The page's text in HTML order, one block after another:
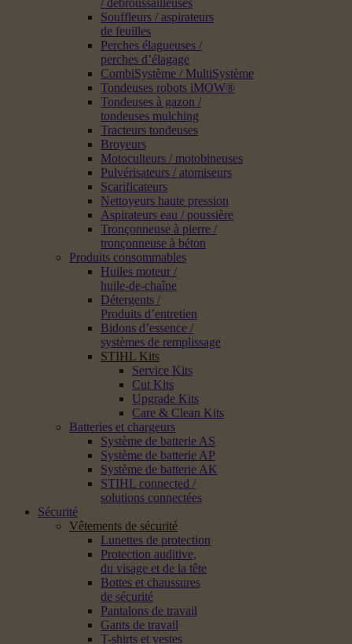
/ débroussailleuses
Souffleurs / aspirateurs
de feuilles
Perches élagueuses /
perches d’élagage
CombiSystème / MultiSystème
Tondeuses robots iMOW®
Tondeuses à gazon /
tondeuses mulching
Tracteurs tondeuses
Broyeurs
Motoculteurs / motobineuses
Pulvérisateurs / atomiseurs
Scarificateurs
Nettoyeurs haute pression
Aspirateurs eau / poussière
Tronçonneuse à pierre /
tronçonneuse à béton
Produits consommables
Huiles moteur /
huile-de-chaîne
Détergents /
Produits d’entretien
Bidons d’essence /
systèmes de remplissage
STIHL Kits
Service Kits
Cut Kits
Upgrade Kits
Care & Clean Kits
Batteries et chargeurs
Système de batterie AS
Système de batterie AP
Système de batterie AK
STIHL connected /
solutions connectées
Sécurité
Vêtements de sécurité
Lunettes de protection
Protection auditive,
du visage et de la tête
Bottes et chaussures
de sécurité
Pantalons de travail
Gants de travail
T-shirts et vestes